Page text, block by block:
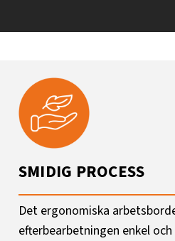
SMIDIG PROCESS
Det ergonomiska
efterbearbetningen enkel och